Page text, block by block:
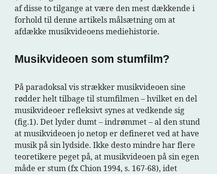
af disse to tilgange at være den mest dækkende i
forhold til denne artikels målsætning om at
afdække musikvideoens mediehistorie.
Musikvideoen som stumfilm?
På paradoksal vis strækker musikvideoen sine
rødder helt tilbage til stumfilmen – hvilket en del
musikvideoer refleksivt synes at vedkende sig
(fig.1). Det lyder dumt – indrømmet – al den stund
at musikvideoen jo netop er defineret ved at have
musik på sin lydside. Ikke desto mindre har flere
teoretikere peget på, at musikvideoen på sin egen
måde er stum (fx Chion 1994, s. 167-68), idet